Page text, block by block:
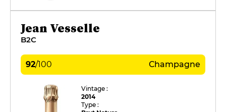
Jean Vesselle
B2C
92/100 Champagne
Vintage :
2014
Type :